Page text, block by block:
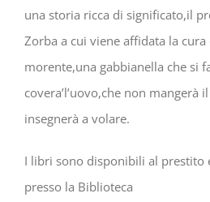
una storia ricca di significato,il
Zorba a cui viene affidata la
morente,una gabbianella che si
covera’l’uovo,che non mangerà
insegnerà a volare.
I libri sono disponibili al prestito
presso la Biblioteca